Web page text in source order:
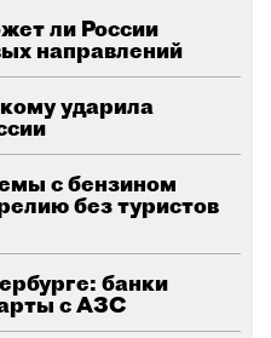
ли России
направлений
ударила
с бензином
без туристов
банки
с АЗС